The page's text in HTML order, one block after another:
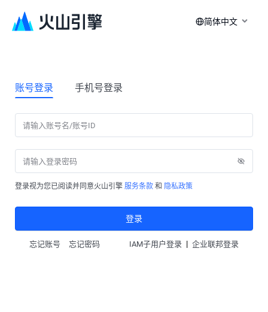
简体中文
账号登录 手机号登录
登录视为您已阅读并同意火山引擎 服务条款 和 隐私政策
登录
忘记账号 忘记密码 IAM子用户登录 | 企业联邦登录